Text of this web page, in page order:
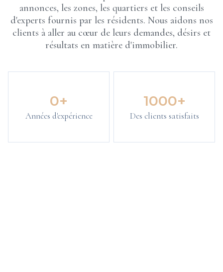
annonces, les zones, les quartiers et les conseils
d'experts fournis par les résidents. Nous aidons nos
clients à aller au cœur de leurs demandes, désirs et
résultats en matière d'immobilier.
Années d'expérience
0+
Des clients satisfaits
1000+